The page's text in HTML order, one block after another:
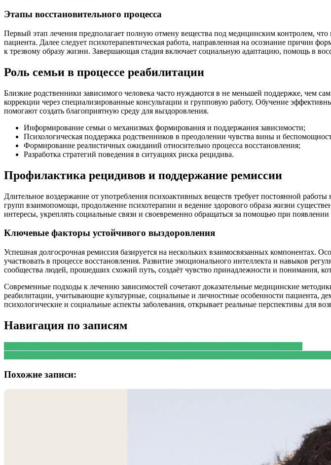
Этапы восстановительного процесса
Первый этап лечения предполагает полную отмену вещества под медицинским контролем,
пациента. Далее следует психотерапевтическая работа, направленная на осознание причин
к трезвому образу жизни. Завершающая стадия включает социальную адаптацию, помощь в
Роль семьи в процессе реабилитации
Близкие родственники зависимого человека часто нуждаются в не меньшей поддержке, чем
коррекции через специализированные консультации и групповую работу. Обучение
помогают создать благоприятную среду для выздоровления.
Информирование семьи о механизмах формирования и поддержания зависимости;
Психологическая поддержка родственников в преодолении чувства вины и
Формирование реалистичных ожиданий относительно процесса восстановления;
Разработка стратегий поведения в ситуациях риска рецидива.
Профилактика рецидивов и поддержание ремиссии
Длительное воздержание от употребления психоактивных веществ требует постоянной
групп взаимопомощи, продолжение психотерапии и ведение здорового образа жизни
интересы, укреплять социальные связи и своевременно обращаться за помощью при
Ключевые факторы устойчивого выздоровления
Успешная долгосрочная ремиссия базируется на нескольких взаимосвязанных компонентах.
участвовать в процессе восстановления. Развитие эмоционального интеллекта и навыков
сообщества людей, прошедших схожий путь, создаёт чувство принадлежности и понимания,
Современные подходы к лечению зависимостей сочетают доказательные медицинские
реабилитации, учитывающие культурные, социальные и личностные особенности пациента,
психологические и социальные аспекты заболевания, открывает реальные перспективы для
Навигация по записям
Похожие записи: